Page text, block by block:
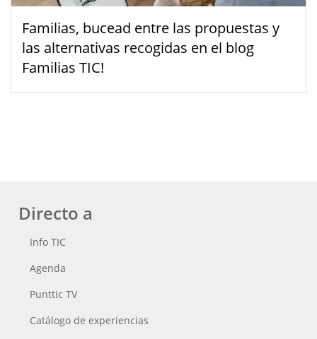
Familias, bucead entre las propuestas y
las alternativas recogidas en el blog
Familias TIC!
Directo a
Info TIC
Agenda
Punttic TV
Catálogo de experiencias